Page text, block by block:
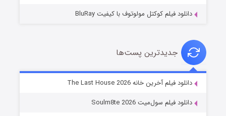
شوگر فصل ۲
دانلود فیلم کوکتل مولوتوف با کیفیت BluRay
جدیدترین پست‌ها
دانلود فیلم آخرین خانه The Last House 2026
دانلود فیلم سول‌میت Soulm8te 2026